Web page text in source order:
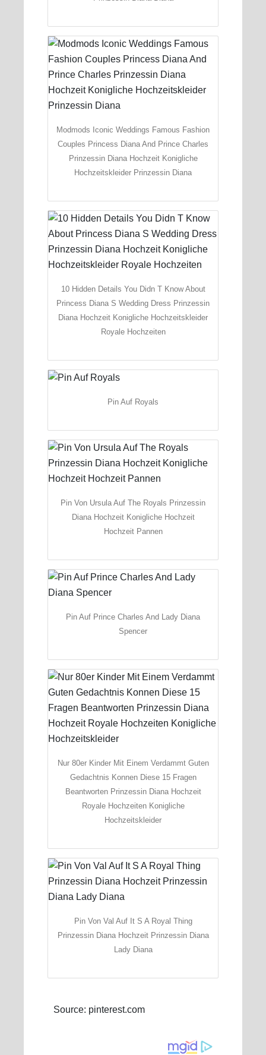
Modmods Iconic Weddings Famous Fashion
Couples Princess Diana And Prince Charles
Prinzessin Diana Hochzeit Konigliche
Hochzeitskleider Prinzessin Diana
10 Hidden Details You Didn T Know About
Princess Diana S Wedding Dress Prinzessin
Diana Hochzeit Konigliche Hochzeitskleider
Royale Hochzeiten
Pin Auf Royals
Pin Von Ursula Auf The Royals Prinzessin
Diana Hochzeit Konigliche Hochzeit
Hochzeit Pannen
Pin Auf Prince Charles And Lady Diana
Spencer
Nur 80er Kinder Mit Einem Verdammt Guten
Gedachtnis Konnen Diese 15 Fragen
Beantworten Prinzessin Diana Hochzeit
Royale Hochzeiten Konigliche
Hochzeitskleider
Pin Von Val Auf It S A Royal Thing
Prinzessin Diana Hochzeit Prinzessin Diana
Lady Diana
Source: pinterest.com